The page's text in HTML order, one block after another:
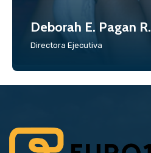
Deborah E. Pagan R.
Directora Ejecutiva